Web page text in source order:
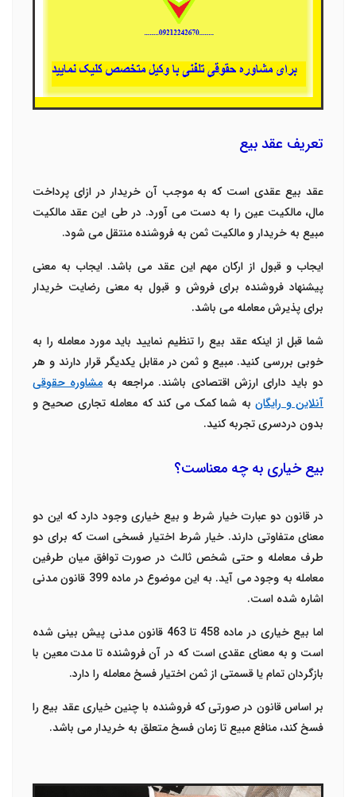
تعریف عقد بیع
عقد بیع عقدی است که به موجب آن خریدار در ازای پرداخت
مال، مالکیت عین را به دست می آورد. در طی این عقد مالکیت
مبیع به خریدار و مالکیت ثمن‌ به فروشنده منتقل می شود.
ایجاب و قبول از ارکان مهم این عقد می باشد. ایجاب به معنی
پیشنهاد فروشنده برای فروش و قبول به معنی رضایت خریدار
برای پذیرش معامله می باشد.
شما قبل از اینکه عقد بیع را تنظیم نمایید باید مورد معامله را به
خوبی بررسی کنید. مبیع و ثمن‌ در مقابل یکدیگر قرار دارند و هر
دو باید دارای ارزش اقتصادی باشند. مراجعه بهمشاوره حقوقی
آنلاین و رایگانبه شما کمک می کند که معامله تجاری صحیح و
بدون دردسری تجربه کنید.
بیع خیاری به چه معناست؟
در قانون دو عبارت خیار شرط و بیع خیاری وجود دارد که این دو
معنای متفاوتی دارند. خیار شرط اختیار فسخی است که برای دو
طرف معامله و حتی شخص ثالث در صورت توافق میان طرفین
معامله به وجود می آید. به این موضوع در ماده 399 قانون مدنی
اشاره شده است.
اما بیع خیاری در ماده 458 تا 463 قانون مدنی پیش بینی شده
است و به معنای عقدی است که در آن فروشنده تا مدت معین با
بازگردان تمام یا قسمتی از ثمن‌ اختیار فسخ معامله را دارد.
بر اساس قانون در صورتی که فروشنده با چنین خیاری عقد بیع را
فسخ کند، منافع مبیع تا زمان فسخ متعلق به خریدار می باشد.